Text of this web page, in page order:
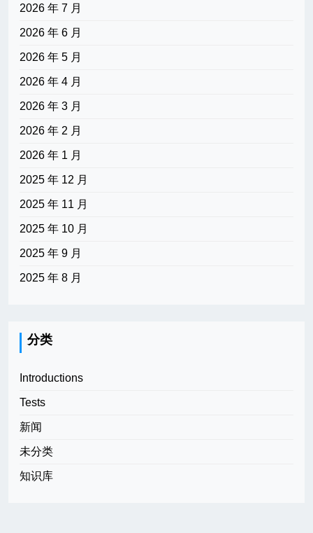
2026 年 7 月
2026 年 6 月
2026 年 5 月
2026 年 4 月
2026 年 3 月
2026 年 2 月
2026 年 1 月
2025 年 12 月
2025 年 11 月
2025 年 10 月
2025 年 9 月
2025 年 8 月
分类
Introductions
Tests
新闻
未分类
知识库